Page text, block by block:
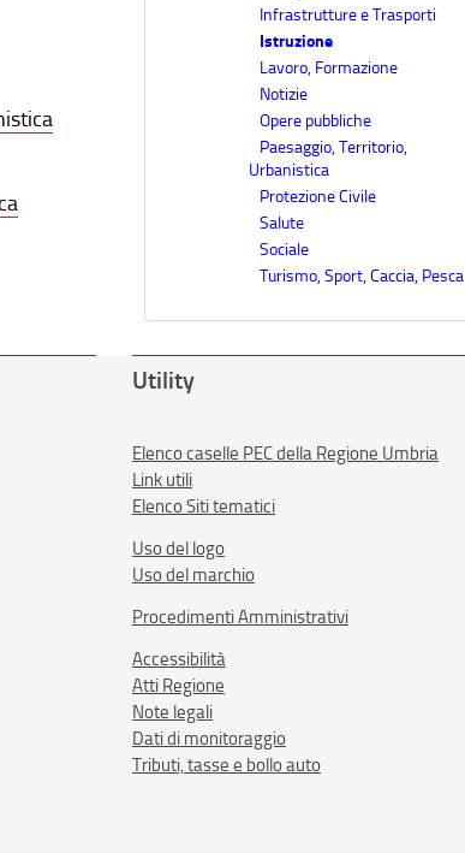
Infrastrutture e Trasporti
Istruzione
Lavoro, Formazione
Notizie
Opere pubbliche
Paesaggio, Territorio,
Urbanistica
Protezione Civile
Salute
Sociale
Turismo, Sport, Caccia, Pesca
Utility
Elenco caselle PEC della Regione Umbria
Link utili
Elenco Siti tematici
Uso del logo
Uso del marchio
Procedimenti Amministrativi
Accessibilità
Atti Regione
Note legali
Dati di monitoraggio
Tributi, tasse e bollo auto